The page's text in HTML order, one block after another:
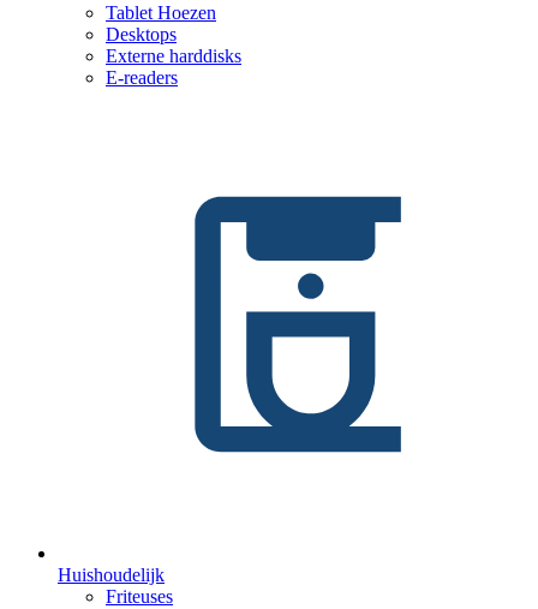
Tablet Hoezen
Desktops
Externe harddisks
E-readers
Huishoudelijk
Friteuses